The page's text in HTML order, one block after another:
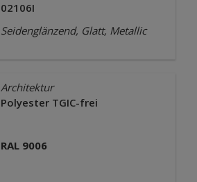
02106I
Seidenglänzend, Glatt, Metallic
Architektur
Polyester TGIC-frei
RAL 9006